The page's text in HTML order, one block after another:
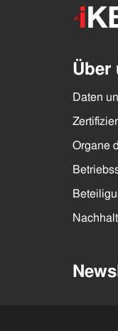
Über
Daten
Organe